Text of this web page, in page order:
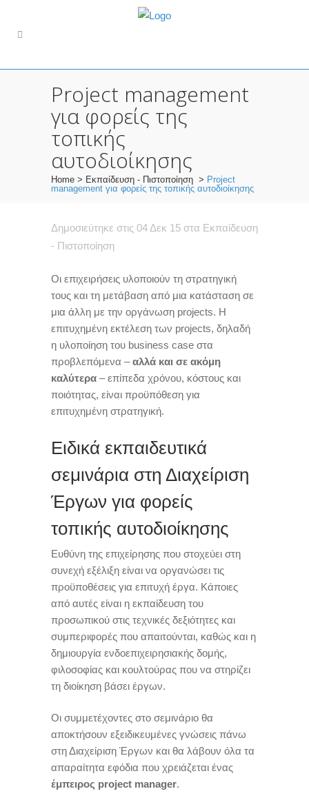
Project management
για φορείς της
τοπικής
αυτοδιοίκησης
Home > Εκπαίδευση - Πιστοποίηση > Project
management για φορείς της τοπικής αυτοδιοίκησης
Δημοσιεύτηκε στις 04 Δεκ 15 στα Εκπαίδευση
- Πιστοποίηση
Οι επιχειρήσεις υλοποιούν τη στρατηγική
τους και τη μετάβαση από μια κατάσταση σε
μια άλλη με την οργάνωση projects. H
επιτυχημένη εκτέλεση των projects, δηλαδή
η υλοποίηση του business case στα
προβλεπόμενα –αλλά και σε ακόμη
καλύτερα – επίπεδα χρόνου, κόστους και
ποιότητας, είναι προϋπόθεση για
επιτυχημένη στρατηγική.
Ειδικά εκπαιδευτικά
σεμινάρια στη Διαχείριση
Έργων για φορείς
τοπικής αυτοδιοίκησης
Ευθύνη της επιχείρησης που στοχεύει στη
συνεχή εξέλιξη είναι να οργανώσει τις
προϋποθέσεις για επιτυχή έργα. Κάποιες
από αυτές είναι η εκπαίδευση του
προσωπικού στις τεχνικές δεξιότητες και
συμπεριφορές που απαιτούνται, καθώς και η
δημιουργία ενδοεπιχειρησιακής δομής,
φιλοσοφίας και κουλτούρας που να στηρίζει
τη διοίκηση βάσει έργων.
Οι συμμετέχοντες στο σεμινάριο θα
αποκτήσουν εξειδικευμένες γνώσεις πάνω
στη Διαχείριση Έργων και θα λάβουν όλα τα
απαραίτητα εφόδια που χρειάζεται ένας
έμπειρος project manager.